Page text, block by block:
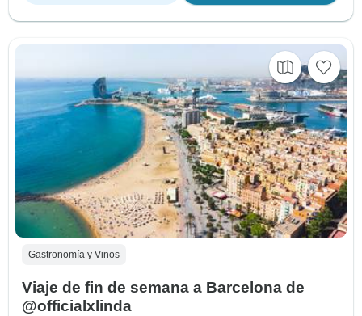
Gastronomía y Vinos
Viaje de fin de semana a Barcelona de
@officialxlinda